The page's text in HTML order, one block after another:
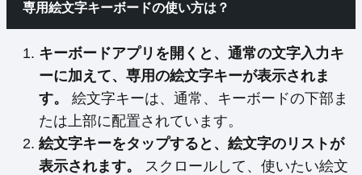
専用絵文字キーボードの使い方は？
キーボードアプリを開くと、通常の文字入力キ
ーに加えて、専用の絵文字キーが表示されま
す。
絵文字キーは、通常、キーボードの下部ま
たは上部に配置されています。
絵文字キーをタップすると、絵文字のリストが
表示されます。
スクロールして、使いたい絵文